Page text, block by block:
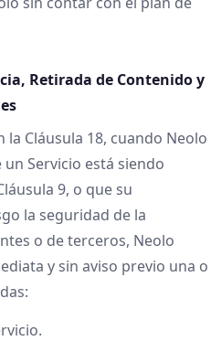
Retirada de Contenido y
Cláusula 18, cuando Neolo
Servicio está siendo
9, o que su
la seguridad de la
o de terceros, Neolo
y sin aviso previo una o